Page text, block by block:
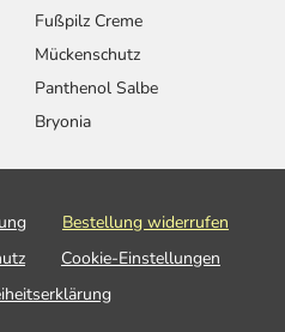
Fußpilz Creme
Mückenschutz
Panthenol Salbe
Bryonia
Bestellung widerrufen
Cookie-Einstellungen